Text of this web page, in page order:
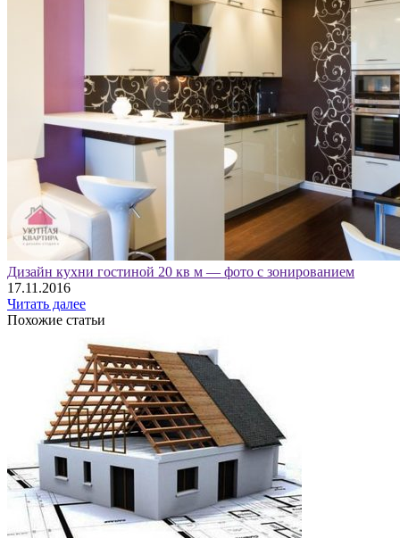
Дизайн кухни гостиной 20 кв м — фото с зонированием
17.11.2016
Читать далее
Похожие статьи